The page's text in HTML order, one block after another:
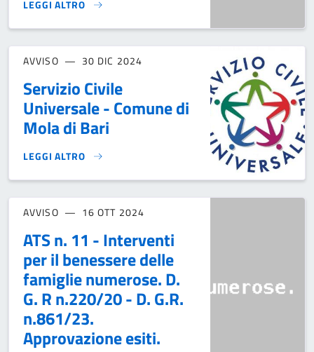
LEGGI ALTRO
AVVISO PUBBLICO PER LA CONCESSIONE IN USO
AVVISO 30 DIC 2024
Servizio Civile
Universale - Comune di
Mola di Bari
LEGGI ALTRO
SERVIZIO CIVILE UNIVERSALE - COMUNE DI MOLA DI BARI}
AVVISO 16 OTT 2024
ATS n. 11 - Interventi
per il benessere delle
famiglie numerose. D.
G. R n.220/20 - D. G.R.
n.861/23.
Approvazione esiti.